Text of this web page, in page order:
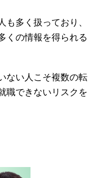
も多く扱っており、
くの情報を得られる
ない人こそ複数の転
職できないリスクを